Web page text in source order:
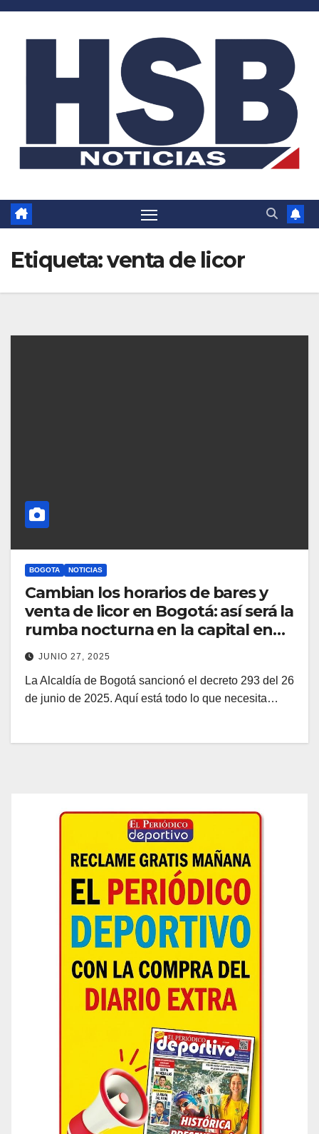
Saltar
Etiqueta:venta de licor
BOGOTA NOTICIAS
Cambian los horarios de bares y
venta de licor en Bogotá: así será la
rumba nocturna en la capital en
adelante
JUNIO 27, 2025
La Alcaldía de Bogotá sancionó el decreto 293 del 26
de junio de 2025. Aquí está todo lo que necesita…